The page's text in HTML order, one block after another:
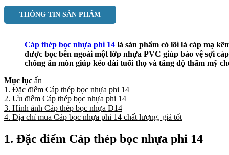
THÔNG TIN SẢN PHẨM
Cáp thép bọc nhựa phi 14 là sản phẩm có lõi là cáp mạ
được bọc bên ngoài một lớp nhựa PVC giúp bảo vệ sợi
chống ăn mòn giúp kéo dài tuổi thọ và tăng độ thẩm mỹ
Mục lục ẩn
1. Đặc điểm Cáp thép bọc nhựa phi 14
2. Ưu điểm Cáp thép bọc nhựa phi 14
3. Hình ảnh Cáp thép bọc nhựa D14
4. Địa chỉ mua Cáp bọc nhựa phi 14 chất lượng, giá tốt
1. Đặc điểm Cáp thép bọc nhựa phi 14